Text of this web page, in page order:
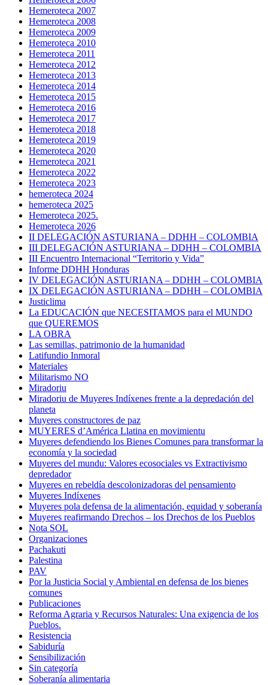
Hemeroteca 2007
Hemeroteca 2008
Hemeroteca 2009
Hemeroteca 2010
Hemeroteca 2011
Hemeroteca 2012
Hemeroteca 2013
Hemeroteca 2014
Hemeroteca 2015
Hemeroteca 2016
Hemeroteca 2017
Hemeroteca 2018
Hemeroteca 2019
Hemeroteca 2020
Hemeroteca 2021
Hemeroteca 2022
Hemeroteca 2023
hemeroteca 2024
hemeroteca 2025
Hemeroteca 2025.
Hemeroteca 2026
II DELEGACIÓN ASTURIANA – DDHH – COLOMBIA
III DELEGACIÓN ASTURIANA – DDHH – COLOMBIA
III Encuentro Internacional “Territorio y Vida”
Informe DDHH Honduras
IV DELEGACIÓN ASTURIANA – DDHH – COLOMBIA
IX DELEGACIÓN ASTURIANA – DDHH – COLOMBIA
Justiclima
La EDUCACIÓN que NECESITAMOS para el MUNDO
que QUEREMOS
LA OBRA
Las semillas, patrimonio de la humanidad
Latifundio Inmoral
Materiales
Militarismo NO
Miradoriu
Miradoriu de Muyeres Indíxenes frente a la depredación del
planeta
Muyeres constructores de paz
MUYERES d’América Llatina en movimientu
Muyeres defendiendo los Bienes Comunes para transformar la
economía y la sociedad
Muyeres del mundu: Valores ecosociales vs Extractivismo
depredador
Muyeres en rebeldía descolonizadoras del pensamiento
Muyeres Indíxenes
Muyeres pola defensa de la alimentación, equidad y soberanía
Muyeres reafirmando Drechos – los Drechos de los Pueblos
Nota SOL
Organizaciones
Pachakuti
Palestina
PAV
Por la Justicia Social y Ambiental en defensa de los bienes
comunes
Publicaciones
Reforma Agraria y Recursos Naturales: Una exigencia de los
Pueblos.
Resistencia
Sabiduría
Sensibilización
Sin categoría
Soberanía alimentaria